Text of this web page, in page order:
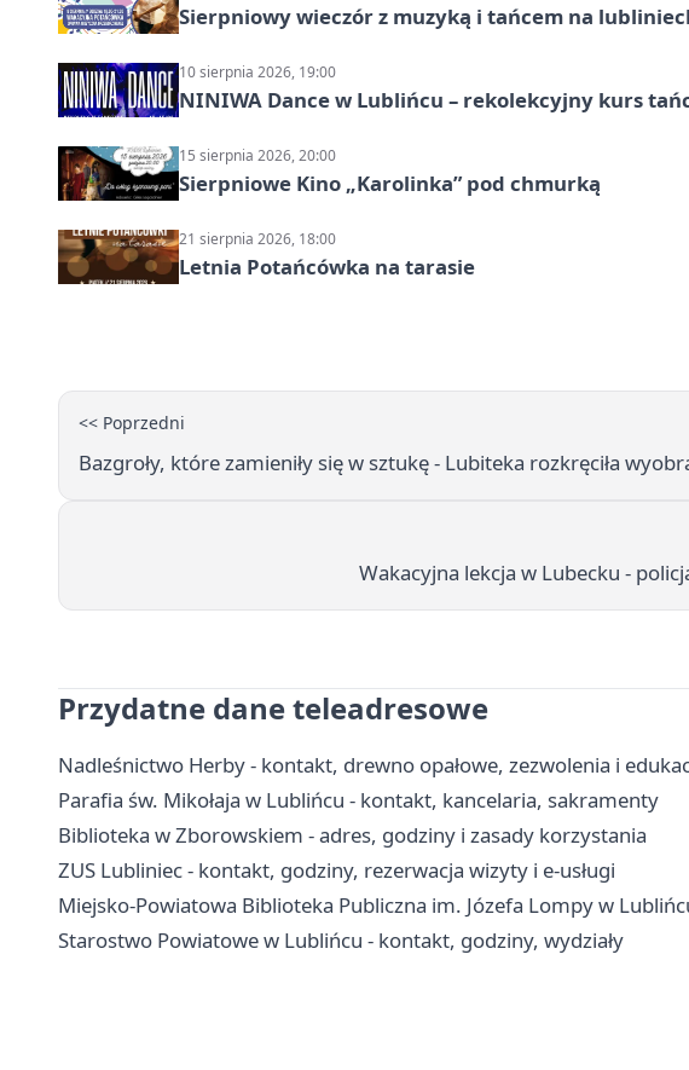
Sierpniowy wieczór z muzyką i tańcem na
10 sierpnia 2026, 19:00
NINIWA Dance w Lublińcu – rekolekcyjny kurs
15 sierpnia 2026, 20:00
Sierpniowe Kino „Karolinka” pod chmurką
21 sierpnia 2026, 18:00
Letnia Potańcówka na tarasie
<< Poprzedni
Bazgroły, które zamieniły się w sztukę - Lubiteka rozkręciła
Wakacyjna lekcja w Lubecku -
Przydatne dane teleadresowe
Nadleśnictwo Herby - kontakt, drewno opałowe, zezwolenia i
Parafia św. Mikołaja w Lublińcu - kontakt, kancelaria, sakramenty
Biblioteka w Zborowskiem - adres, godziny i zasady korzystania
ZUS Lubliniec - kontakt, godziny, rezerwacja wizyty i e-usługi
Miejsko-Powiatowa Biblioteka Publiczna im. Józefa Lompy w
Starostwo Powiatowe w Lublińcu - kontakt, godziny, wydziały